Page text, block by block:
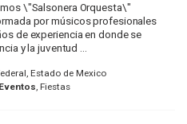
\"Salsonera Orquesta\"
por músicos profesionales
de experiencia en donde se
y la juventud ...
Estado de Mexico
Eventos , Fiestas